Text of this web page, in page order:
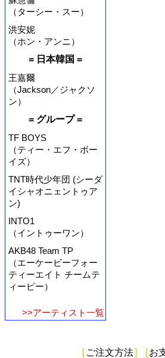
（ターシー・スー）
洪安妮
（ホン・アンニ）
= 日本韓国 =
王嘉爾
（Jackson／ジャクソ
ン）
= グループ =
TF BOYS
（ティー・エフ・ボー
イズ）
TNT時代少年団 (シーダ
イシャオニェントゥア
ン)
INTO1
（イントゥーワン）
AKB48 Team TP
（エーケービーフォー
ティーエイト チームテ
ィーピー）
>>アーティスト一覧
[ ご注文方法] [お